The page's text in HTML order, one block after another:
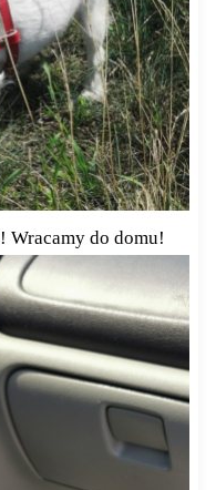
Wracamy do domu!